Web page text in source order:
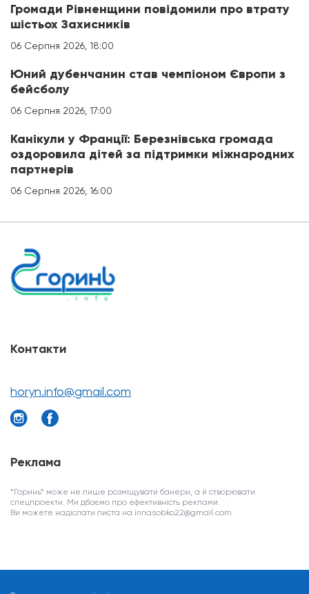
Громади Рівненщини повідомили про втрату
шістьох Захисників
06 Серпня 2026, 18:00
Юний дубенчанин став чемпіоном Європи з
бейсболу
06 Серпня 2026, 17:00
Канікули у Франції: Березнівська громада
оздоровила дітей за підтримки міжнародних
партнерів
06 Серпня 2026, 16:00
Контакти
horyn.info@gmail.com
Реклама
*Горинь* може не лише розміщувати банери, а й створювати
спецпроекти. Ми дбаємо про ефективність реклами.
Ви можете надіслати листа на innasobko22@gmail.com